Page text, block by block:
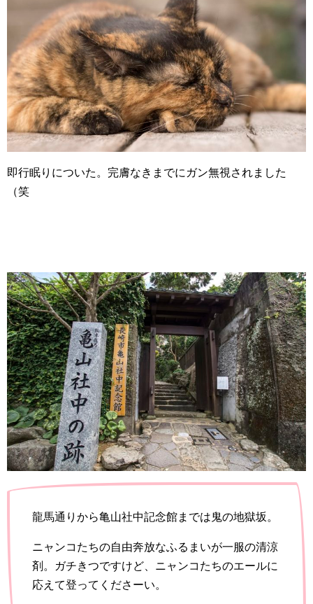
即行眠りについた。完膚なきまでにガン無視されました
（笑
龍馬通りから亀山社中記念館までは鬼の地獄坂。
ニャンコたちの自由奔放なふるまいが一服の清涼
剤。ガチきつですけど、ニャンコたちのエールに
応えて登ってくださーい。